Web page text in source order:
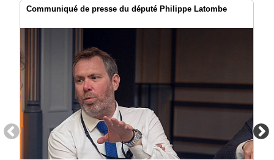
Communiqué de presse du député Philippe Latombe